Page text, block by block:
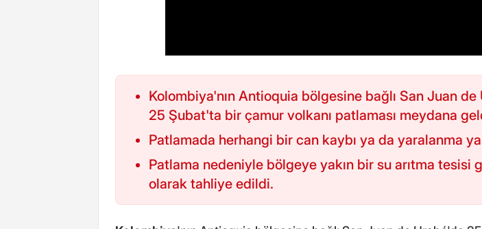
Kolombiya'nın Antioquia bölgesine bağlı San Juan de
25 Şubat'ta bir çamur volkanı patlaması meydana
Patlamada herhangi bir can kaybı ya da yaralanma
Patlama nedeniyle bölgeye yakın bir su arıtma tesisi
olarak tahliye edildi.